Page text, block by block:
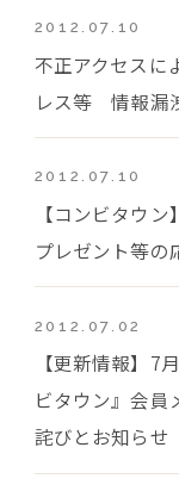
2012.07.10
不正アクセスに
レス等 情報漏
2012.07.10
【コンビタウ
プレゼント等の
2012.07.02
【更新情報】
ビタウン』会員
詫びとお知らせ